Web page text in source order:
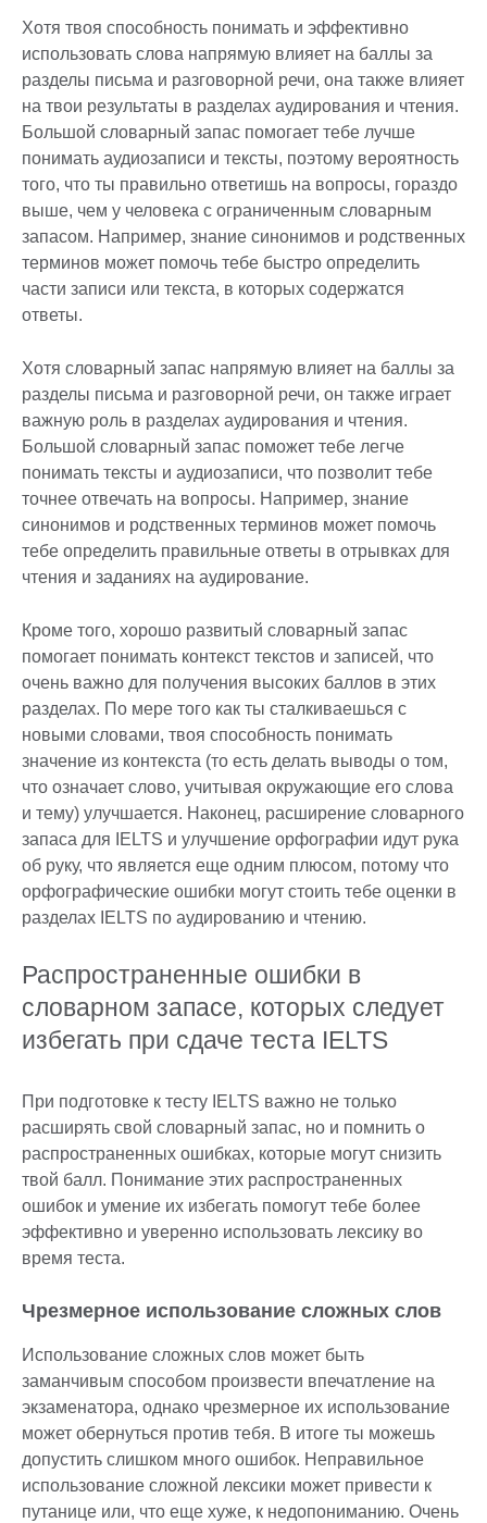
Хотя твоя способность понимать и эффективно
использовать слова напрямую влияет на баллы за
разделы письма и разговорной речи, она также влияет
на твои результаты в разделах аудирования и чтения.
Большой словарный запас помогает тебе лучше
понимать аудиозаписи и тексты, поэтому вероятность
того, что ты правильно ответишь на вопросы, гораздо
выше, чем у человека с ограниченным словарным
запасом. Например, знание синонимов и родственных
терминов может помочь тебе быстро определить
части записи или текста, в которых содержатся
ответы.
Хотя словарный запас напрямую влияет на баллы за
разделы письма и разговорной речи, он также играет
важную роль в разделах аудирования и чтения.
Большой словарный запас поможет тебе легче
понимать тексты и аудиозаписи, что позволит тебе
точнее отвечать на вопросы. Например, знание
синонимов и родственных терминов может помочь
тебе определить правильные ответы в отрывках для
чтения и заданиях на аудирование.
Кроме того, хорошо развитый словарный запас
помогает понимать контекст текстов и записей, что
очень важно для получения высоких баллов в этих
разделах. По мере того как ты сталкиваешься с
новыми словами, твоя способность понимать
значение из контекста (то есть делать выводы о том,
что означает слово, учитывая окружающие его слова
и тему) улучшается. Наконец, расширение словарного
запаса для IELTS и улучшение орфографии идут рука
об руку, что является еще одним плюсом, потому что
орфографические ошибки могут стоить тебе оценки в
разделах IELTS по аудированию и чтению.
Распространенные ошибки в
словарном запасе, которых следует
избегать при сдаче теста IELTS
При подготовке к тесту IELTS важно не только
расширять свой словарный запас, но и помнить о
распространенных ошибках, которые могут снизить
твой балл. Понимание этих распространенных
ошибок и умение их избегать помогут тебе более
эффективно и уверенно использовать лексику во
время теста.
Чрезмерное использование сложных слов
Использование сложных слов может быть
заманчивым способом произвести впечатление на
экзаменатора, однако чрезмерное их использование
может обернуться против тебя. В итоге ты можешь
допустить слишком много ошибок. Неправильное
использование сложной лексики может привести к
путанице или, что еще хуже, к недопониманию. Очень